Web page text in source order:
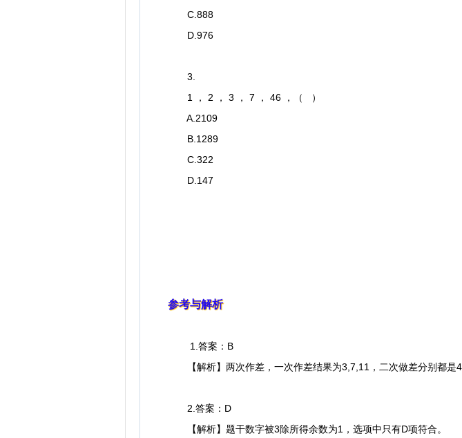
C.888
D.976
3.
1 ， 2 ， 3 ， 7 ， 46 ，（ ）
A.2109
B.1289
C.322
D.147
参考与解析
1.答案：B
【解析】两次作差，一次作差结果为3,7,11，二次做差分别都是4
2.答案：D
【解析】题干数字被3除所得余数为1，选项中只有D项符合。